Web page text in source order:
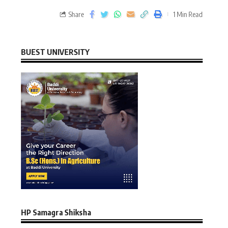
Share 1 Min Read
BUEST UNIVERSITY
HP Samagra Shiksha